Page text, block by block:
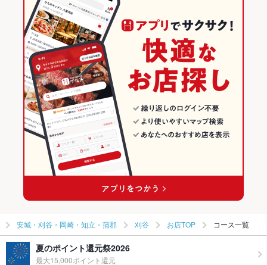
野田新町駅 × 和食全般
愛知 × 和食
愛知 × 和食全般
愛知の和食ランキング
安城・刈谷・岡崎・知立・蒲郡のグルメランキング
安城・刈谷・岡崎・知立・蒲郡の和食ランキング
刈谷のグルメランキング
刈谷の和食ランキング
安城・刈谷・岡崎・知立・蒲郡 刈谷 お店TOP コース一覧
夏のポイント還元祭2026
最大15,000ポイント還元